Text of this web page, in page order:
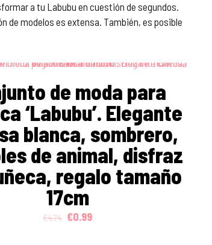
a tu Labubu en cuestión de segundos.
de modelos es extensa. También, es posible
de moda para
‘Labubu’. Elegante
blanca, sombrero,
de animal, disfraz
regalo tamaño
17cm
€4.74 Original
€0.99Current